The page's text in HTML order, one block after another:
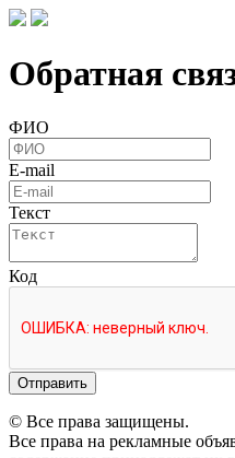
Обратная
ФИО
E-mail
Текст
Код
Отправить
© Все права защищены.
Все права на рекламные